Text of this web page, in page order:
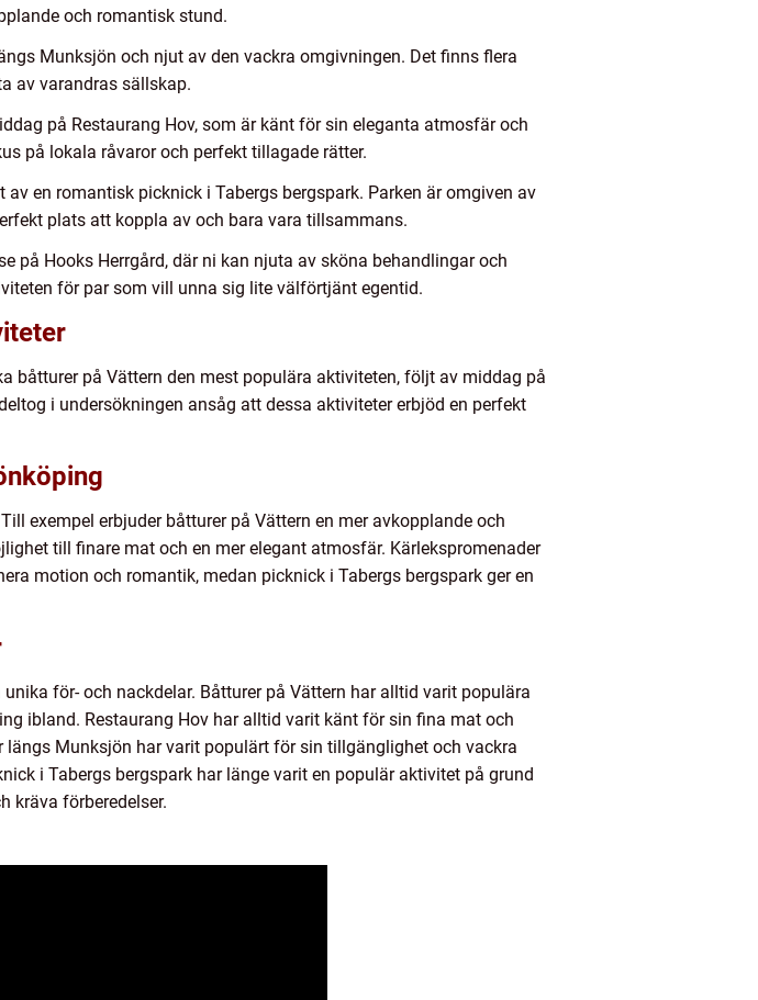
och romantisk stund.
Munksjön och njut av den vackra omgivningen. Det finns flera
av varandras sällskap.
på Restaurang Hov, som är känt för sin eleganta atmosfär och
på lokala råvaror och perfekt tillagade rätter.
en romantisk picknick i Tabergs bergspark. Parken är omgiven av
plats att koppla av och bara vara tillsammans.
på Hooks Herrgård, där ni kan njuta av sköna behandlingar och
för par som vill unna sig lite välförtjänt egentid.
båtturer på Vättern den mest populära aktiviteten, följt av middag på
i undersökningen ansåg att dessa aktiviteter erbjöd en perfekt
exempel erbjuder båtturer på Vättern en mer avkopplande och
till finare mat och en mer elegant atmosfär. Kärlekspromenader
motion och romantik, medan picknick i Tabergs bergspark ger en
för- och nackdelar. Båtturer på Vättern har alltid varit populära
ibland. Restaurang Hov har alltid varit känt för sin fina mat och
Munksjön har varit populärt för sin tillgänglighet och vackra
i Tabergs bergspark har länge varit en populär aktivitet på grund
kräva förberedelser.